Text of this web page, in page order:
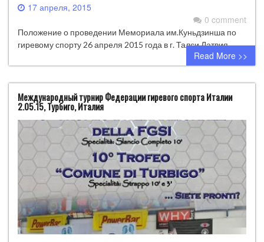
17 апреля, 2015
0 comment
Положение о проведении Мемориала им.Куньдзинша по
гиревому спорту 26 апреля 2015 года в г. Талси Латвия.
Read More >>
Международный турнир Федерации гиревого спорта Италии
2.05.15, Турбиго, Италия